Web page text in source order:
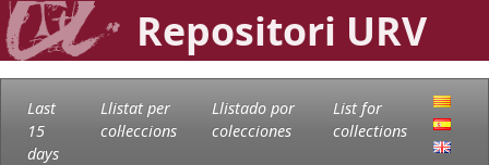
Repositori URV
Last
15
days
Llistat per
col·leccions
Llistado por
colecciones
List for
collections